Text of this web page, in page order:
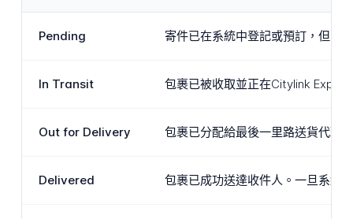
Pending 寄件已在系統中登記或預訂，但尚
In Transit 包裹已被收取並正在Citylink
Out for Delivery 包裹已分配給最後一里路送貨代理
Delivered 包裹已成功送達收件人。一旦系統